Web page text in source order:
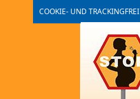
COOKIE- UND TRACKINGFREI